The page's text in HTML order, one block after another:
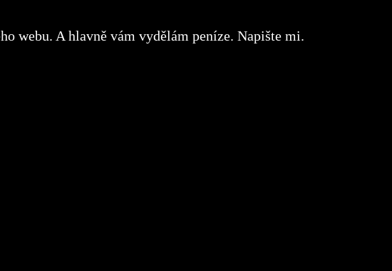
webu. A hlavně vám vydělám peníze. Napište mi.